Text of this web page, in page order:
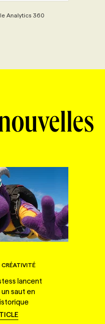
Analytics 360
lancent
saut en